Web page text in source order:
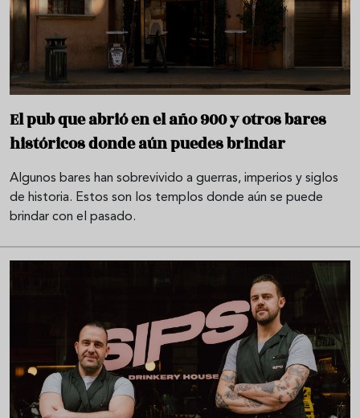
El pub que abrió en el año 900 y otros bares
históricos donde aún puedes brindar
Algunos bares han sobrevivido a guerras, imperios y siglos
de historia. Estos son los templos donde aún se puede
brindar con el pasado.